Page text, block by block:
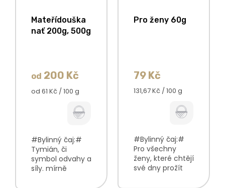
Mateřídouška
nať 200g, 500g
od 200 Kč
Měrná
od 61 Kč / 100 g
#Bylinný čaj:#
Tymián, či
symbol odvahy a
síly. mírně
Pro ženy 60g
79 Kč
Měrná
131,67 Kč / 100 g
#Bylinný čaj:#
Pro všechny
ženy, které chtějí
své dny prožít